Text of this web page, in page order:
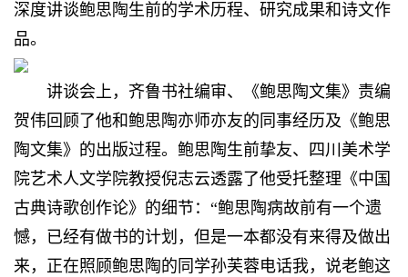
深度讲谈鲍思陶生前的学术历程、研究成果和诗文作
品。
讲谈会上，齐鲁书社编审、《鲍思陶文集》责编
贺伟回顾了他和鲍思陶亦师亦友的同事经历及《鲍思
陶文集》的出版过程。鲍思陶生前挚友、四川美术学
院艺术人文学院教授倪志云透露了他受托整理《中国
古典诗歌创作论》的细节：“鲍思陶病故前有一个遗
憾，已经有做书的计划，但是一本都没有来得及做出
来，正在照顾鲍思陶的同学孙芙蓉电话我，说老鲍这